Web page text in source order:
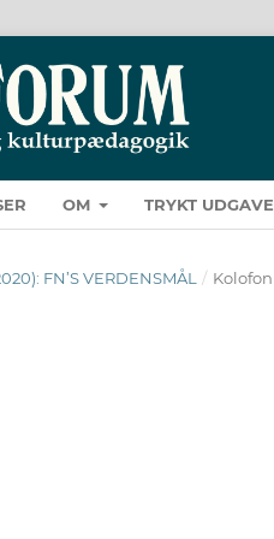
OM TRYKT UDGAVE
FN’S VERDENSMÅL / Kolofon